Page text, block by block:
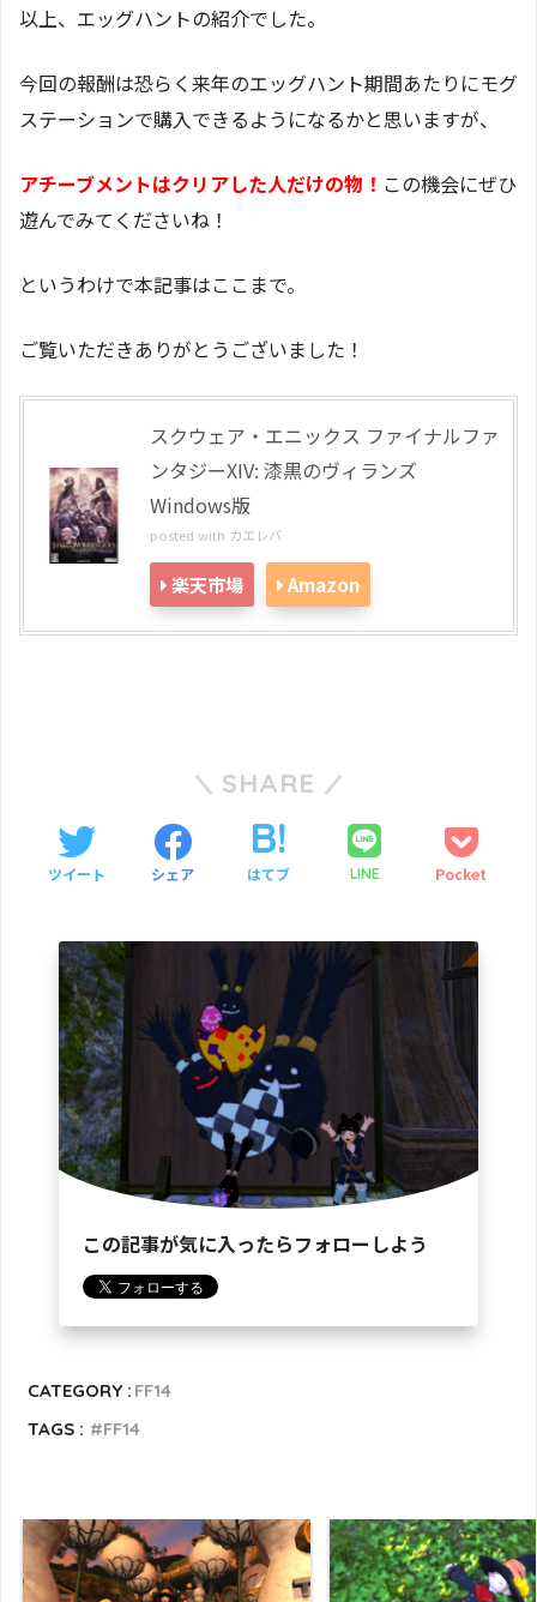
以上、エッグハントの紹介でした。
今回の報酬は恐らく来年のエッグハント期間あたりにモグ
ステーションで購入できるようになるかと思いますが、
アチーブメントはクリアした人だけの物！ この機会にぜひ
遊んでみてくださいね！
というわけで本記事はここまで。
ご覧いただきありがとうございました！
スクウェア・エニックス ファイナルファ
ンタジーXIV: 漆黒のヴィランズ
Windows版
posted with カエレバ
楽天市場 Amazon
SHARE
ツイート シェア はてブ LINE Pocket
この記事が気に入ったらフォローしよう
CATEGORY : FF14
TAGS :
FF14